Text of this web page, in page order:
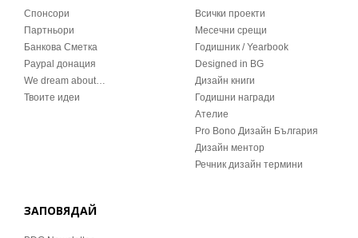
Спонсори
Партньори
Банкова Сметка
Paypal донация
We dream about…
Твоите идеи
Всички проекти
Месечни срещи
Годишник / Yearbook
Designed in BG
Дизайн книги
Годишни награди
Ателие
Pro Bono Дизайн България
Дизайн ментор
Речник дизайн термини
ЗАПОВЯДАЙ